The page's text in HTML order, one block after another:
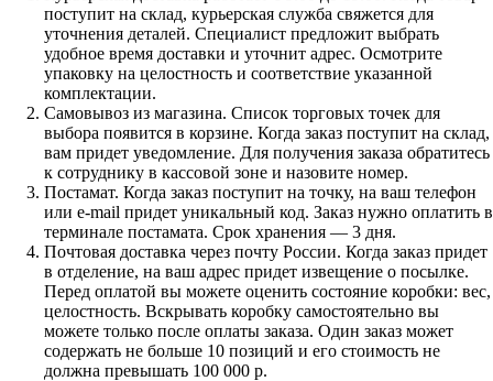
поступит на склад, курьерская служба свяжется для
уточнения деталей. Специалист предложит выбрать
удобное время доставки и уточнит адрес. Осмотрите
упаковку на целостность и соответствие указанной
комплектации.
Самовывоз из магазина. Список торговых точек для
выбора появится в корзине. Когда заказ поступит на склад,
вам придет уведомление. Для получения заказа обратитесь
к сотруднику в кассовой зоне и назовите номер.
Постамат. Когда заказ поступит на точку, на ваш телефон
или e-mail придет уникальный код. Заказ нужно оплатить в
терминале постамата. Срок хранения — 3 дня.
Почтовая доставка через почту России. Когда заказ придет
в отделение, на ваш адрес придет извещение о посылке.
Перед оплатой вы можете оценить состояние коробки: вес,
целостность. Вскрывать коробку самостоятельно вы
можете только после оплаты заказа. Один заказ может
содержать не больше 10 позиций и его стоимость не
должна превышать 100 000 р.